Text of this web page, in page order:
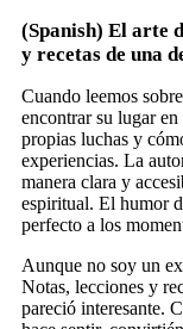
(Spanish) El arte
y recetas de una
Cuando leemos
encontrar su lugar
propias luchas y
experiencias. La
manera clara y
espiritual. El humor
perfecto a los
Aunque no soy un
Notas, lecciones y
pareció interesante.